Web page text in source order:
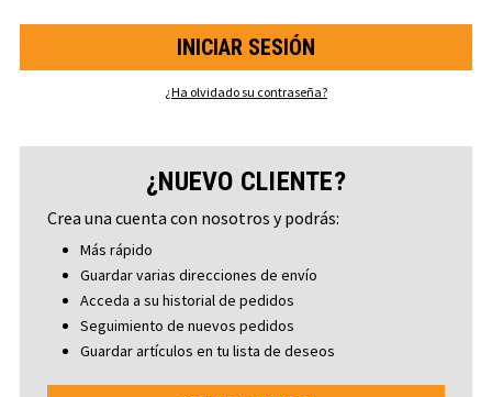
¿Ha olvidado su contraseña?
¿NUEVO CLIENTE?
Crea una cuenta con nosotros y podrás:
Más rápido
Guardar varias direcciones de envío
Acceda a su historial de pedidos
Seguimiento de nuevos pedidos
Guardar artículos en tu lista de deseos